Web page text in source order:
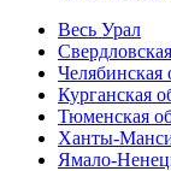
Весь Урал
Челябинская
Курганская
Тюменская
Ханты-
Ямало-